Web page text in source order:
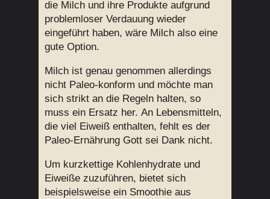
die Milch und ihre Produkte aufgrund
problemloser Verdauung wieder
eingeführt haben, wäre Milch also eine
gute Option.
Milch ist genau genommen allerdings
nicht Paleo-konform und möchte man
sich strikt an die Regeln halten, so
muss ein Ersatz her. An Lebensmitteln,
die viel Eiweiß enthalten, fehlt es der
Paleo-Ernährung Gott sei Dank nicht.
Um kurzkettige Kohlenhydrate und
Eiweiße zuzuführen, bietet sich
beispielsweise ein Smoothie aus